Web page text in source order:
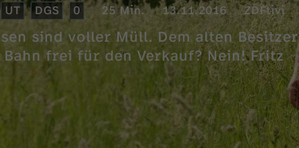
UT DGS 0 25 Min. 13.11.2016 ZDFtivi
sind voller Müll. Dem alten Besitzer
frei für den Verkauf? Nein! Fritz